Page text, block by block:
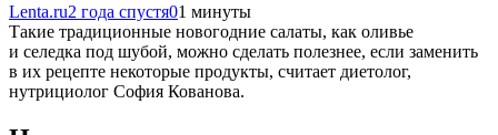
Lenta.ru2 года спустя01 минуты
Такие традиционные новогодние салаты, как оливье
и селедка под шубой, можно сделать полезнее, если заменить
в их рецепте некоторые продукты, считает диетолог,
нутрициолог София Кованова.